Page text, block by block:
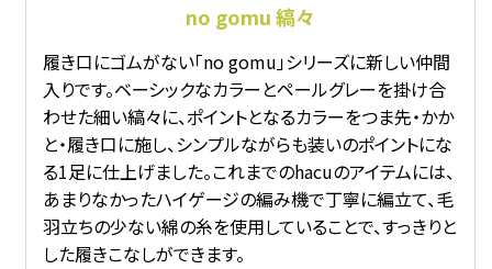
no gomu 縞々
履き口にゴムがない「no gomu」シリーズに新しい仲間
入りです。ベーシックなカラーとペールグレーを掛け合
わせた細い縞々に、ポイントとなるカラーをつま先・かか
と・履き口に施し、シンプルながらも装いのポイントにな
る1足に仕上げました。これまでのhacuのアイテムには、
あまりなかったハイゲージの編み機で丁寧に編立て、毛
羽立ちの少ない綿の糸を使用していることで、すっきりと
した履きこなしができます。